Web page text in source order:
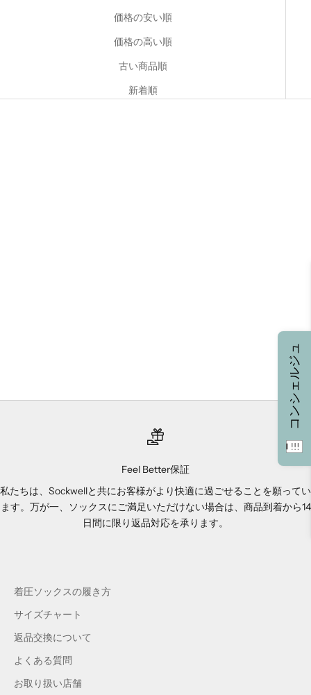
価格の安い順
価格の高い順
古い商品順
新着順
Feel Better保証
私たちは、Sockwellと共にお客様がより快適に過ごせることを願ってい
ます。万が一、ソックスにご満足いただけない場合は、商品到着から14
日間に限り返品対応を承ります。
着圧ソックスの履き方
サイズチャート
返品交換について
よくある質問
お取り扱い店舗
コンシェルジュ